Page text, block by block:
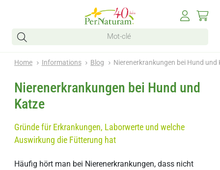
Home Informations Blog Nierenerkrankungen bei Hund und
Nierenerkrankungen bei Hund und
Katze
Gründe für Erkrankungen, Laborwerte und welche
Auswirkung die Fütterung hat
Häufig hört man bei Nierenerkrankungen, dass nicht